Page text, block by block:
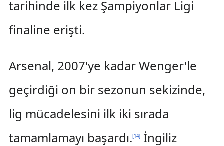
tarihinde ilk kez Şampiyonlar Ligi
finaline erişti.
Arsenal, 2007'ye kadar Wenger'le
geçirdiği on bir sezonun sekizinde,
lig mücadelesini ilk iki sırada
tamamlamayı başardı.[14]İngiliz